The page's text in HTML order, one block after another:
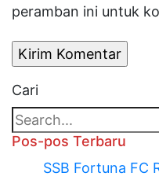
peramban ini untuk
Cari
Pos-pos Terbaru
SSB Fortuna FC